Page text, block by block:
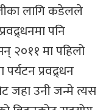
लागि कडेलले
पनि
२०११ मा पहिलो
प्रवद्र्धन
जहा उनी जन्मे त्यस